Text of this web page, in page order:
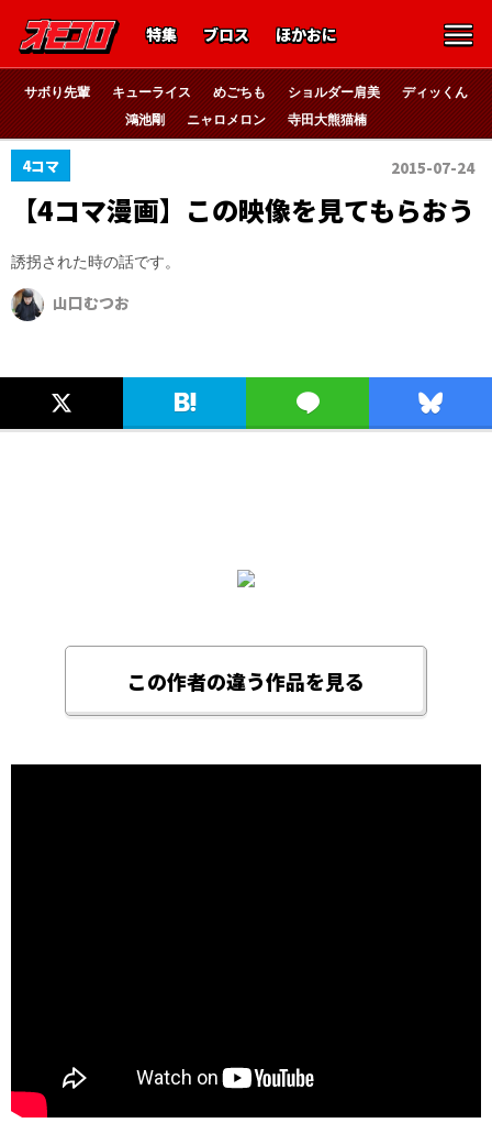
特集 ブロス ほかおに
サボり先輩 キューライス めごちも ショルダー肩美
ディッくん
鴻池剛
ニャロメロン 寺田大熊猫楠
4コマ 2015-07-24
【4コマ漫画】この映像を見てもらおう
誘拐された時の話です。
山口むつお
この作者の違う作品を見る